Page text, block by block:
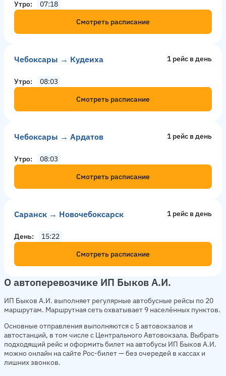
Утро
07:18
Смотреть расписание
Чебоксары → Кудеиха 1 рейс в день
Утро
08:03
Смотреть расписание
Чебоксары → Ардатов 1 рейс в день
Утро
08:03
Смотреть расписание
Саранск → Новочебоксарск 1 рейс в день
День
15:22
Смотреть расписание
О автоперевозчике ИП Быков А.И.
ИП Быков А.И. выполняет регулярные автобусные рейсы по 20
маршрутам. Маршрутная сеть охватывает 9 населённых пунктов.
Основные отправления выполняются с 5 автовокзалов и
автостанций, в том числе с Центрального Автовокзала. Выбрать
подходящий рейс и оформить билет на автобусы ИП Быков А.И.
можно онлайн на сайте Рос-билет — без очередей в кассах и
лишних звонков.